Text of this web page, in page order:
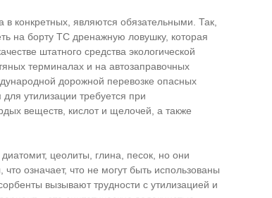
конкретных, являются обязательными. Так,
на борту ТС дренажную ловушку, которая
штатного средства экологической
терминалах и на автозаправочных
дорожной перевозке опасных
утилизации требуется при
веществ, кислот и щелочей, а также
цеолиты, глина, песок, но они
означает, что не могут быть использованы
вызывают трудности с утилизацией и